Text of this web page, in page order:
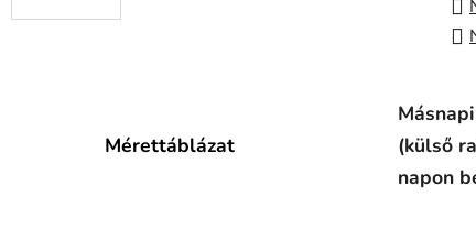
Mérettáblázat
(külső
napon